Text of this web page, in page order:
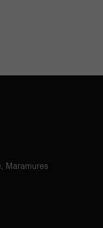
Maramures